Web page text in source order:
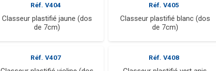
Réf. V404
Classeur plastifié jaune (dos
de 7cm)
Réf. V405
Classeur plastifié blanc (dos
de 7cm)
Réf. V407 Réf. V408